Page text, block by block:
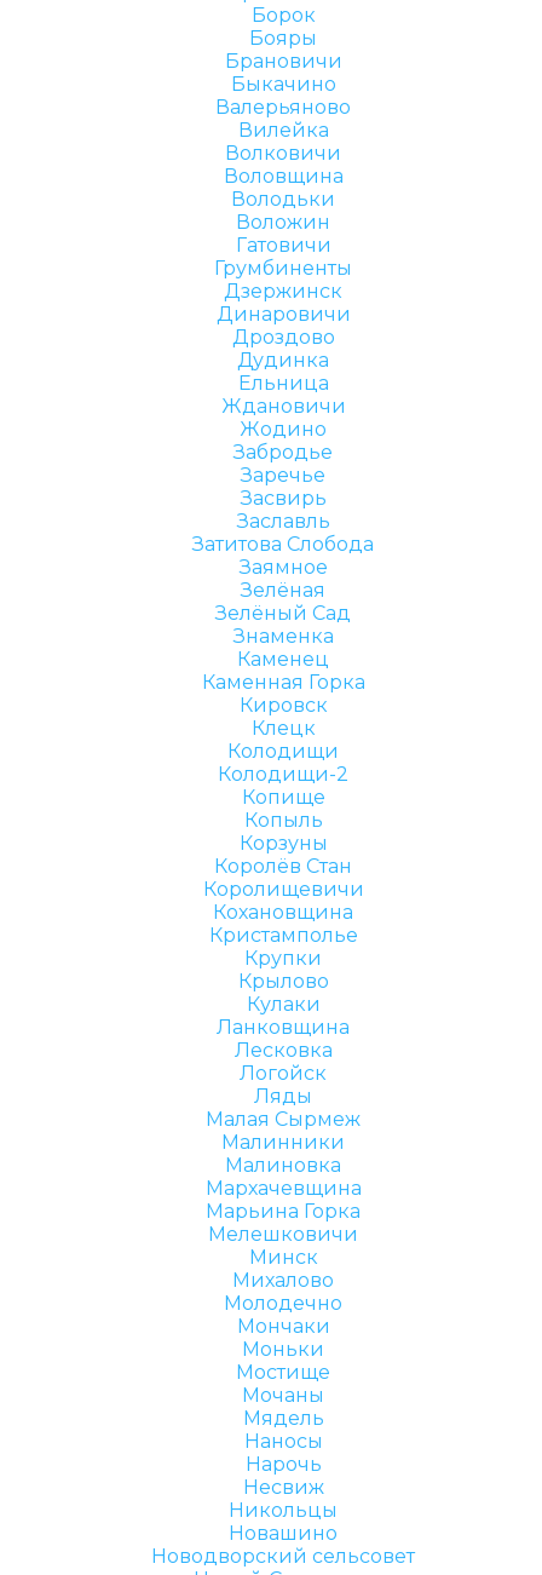
Борок
Бояры
Брановичи
Быкачино
Валерьяново
Вилейка
Волковичи
Воловщина
Володьки
Воложин
Гатовичи
Грумбиненты
Дзержинск
Динаровичи
Дроздово
Дудинка
Ельница
Ждановичи
Жодино
Забродье
Заречье
Засвирь
Заславль
Затитова Слобода
Заямное
Зелёная
Зелёный Сад
Знаменка
Каменец
Каменная Горка
Кировск
Клецк
Колодищи
Колодищи-2
Копище
Копыль
Корзуны
Королёв Стан
Королищевичи
Кохановщина
Кристамполье
Крупки
Крылово
Кулаки
Ланковщина
Лесковка
Логойск
Ляды
Малая Сырмеж
Малинники
Малиновка
Мархачевщина
Марьина Горка
Мелешковичи
Минск
Михалово
Молодечно
Мончаки
Моньки
Мостище
Мочаны
Мядель
Наносы
Нарочь
Несвиж
Никольцы
Новашино
Новодворский сельсовет